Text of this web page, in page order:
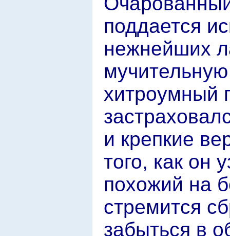
поддается
нежнейших
хитроумный
и крепкие
того, как он
похожий на
стремится
забыться в